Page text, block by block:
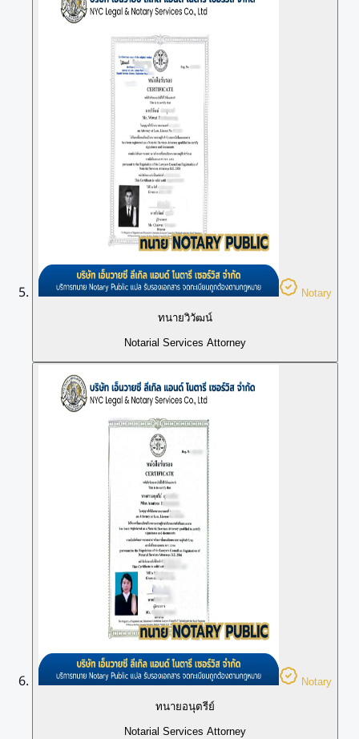
Notary
ทนายวิวัฒน์
Notarial Services Attorney
Notary
ทนายอนุตรีย์
Notarial Services Attorney